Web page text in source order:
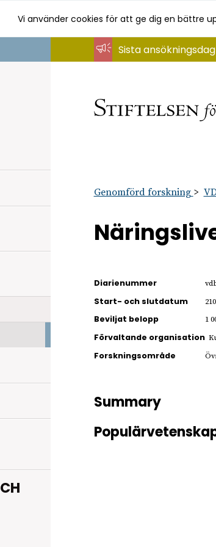
Vi använder cookies för att ge dig en bättre
Sista
Genomförd forskning
Diarienummer
Start- och slutdatum
Beviljat belopp 1
Förvaltande organisation
Forskningsområde
Summary